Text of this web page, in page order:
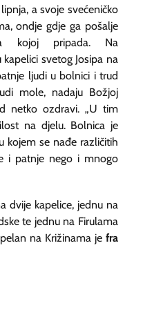
a svoje svećeničko
ondje gdje ga pošalje
kojoj pripada. Na
svetog Josipa na
ljudi u bolnici i trud
mole, nadaju Božjoj
netko ozdravi. „U tim
na djelu. Bolnica je
kojem se nađe različitih
i patnje nego i mnogo
dvije kapelice, jednu na
te jednu na Firulama
na Križinama je fra